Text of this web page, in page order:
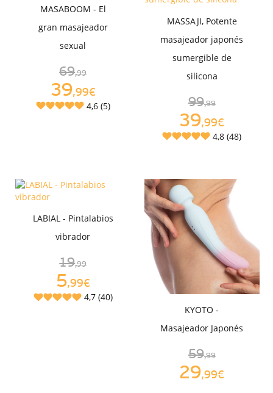
MASABOOM - El
gran masajeador
sexual
69,99
39,99€
4,6 (5)
MASSAJI, Potente
masajeador japonés
sumergible de
silicona
99,99
39,99€
4,8 (48)
LABIAL - Pintalabios
vibrador
19,99
5,99€
4,7 (40)
KYOTO -
Masajeador Japonés
59,99
29,99€